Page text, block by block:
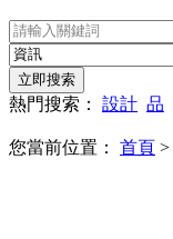
熱門搜索： 設計 品
您當前位置： 首頁 >